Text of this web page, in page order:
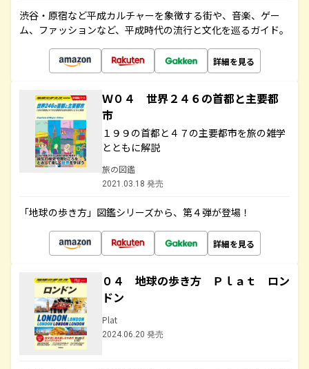
渋谷・原宿など平成カルチャーを象徴する街や、音楽、ゲー
ム、ファッションなど、平成時代の流行と文化を巡るガイド。
詳細を見る
Ｗ０４ 世界２４６の首都と主要都
市
１９９の首都と４７の主要都市を旅の雑学
とともに解説
旅の図鑑
2021.03.18 発売
「地球の歩き方」図鑑シリーズから、第４弾が登場！
詳細を見る
０４ 地球の歩き方 Ｐｌａｔ ロン
ドン
Plat
2024.06.20 発売